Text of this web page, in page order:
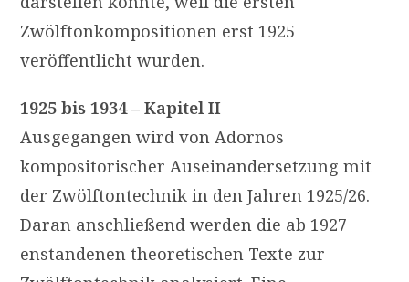
Zwölftonkompositionen erst 1925
veröffentlicht wurden.
1925 bis 1934 – Kapitel II
Ausgegangen wird von Adornos
kompositorischer Auseinandersetzung mit
der Zwölftontechnik in den Jahren 1925/26.
Daran anschließend werden die ab 1927
enstandenen theoretischen Texte zur